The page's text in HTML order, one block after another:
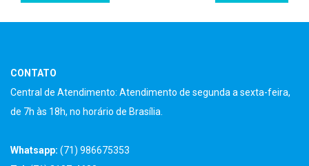
CONTATO
Central de Atendimento: Atendimento de segunda a sexta-feira,
de 7h às 18h, no horário de Brasília.
Whatsapp: (71) 986675353